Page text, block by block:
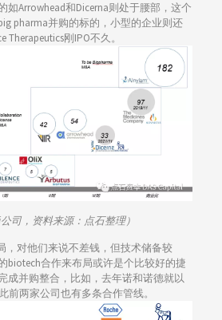
如Arrowhead和Dicerna则处于腰部，这个
pharma并购的标的，小型的企业则还
刚IPO不久。
公司，资料来源：点石整理）
，对他们来说不差钱，但技术储备较
biotech合作来布局或许是个比较好的捷
成并购整合，比如，去年诺和诺德就以
前两家公司也有多条合作管线。